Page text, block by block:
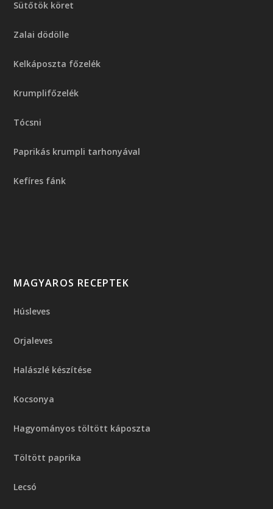
Sütőtök köret
Zalai dödölle
Kelkáposzta főzelék
Krumplifőzelék
Tócsni
Paprikás krumpli tarhonyával
Kefíres fánk
MAGYAROS RECEPTEK
Húsleves
Orjaleves
Halászlé készítése
Kocsonya
Hagyományos töltött káposzta
Töltött paprika
Lecsó